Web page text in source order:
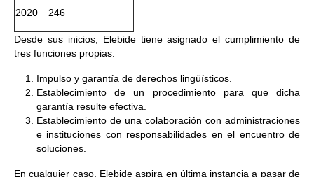
2020 246
Desde sus inicios, Elebide tiene asignado el cumplimiento de
tres funciones propias:
Impulso y garantía de derechos lingüísticos.
Establecimiento de un procedimiento para que dicha
garantía resulte efectiva.
Establecimiento de una colaboración con administraciones
e instituciones con responsabilidades en el encuentro de
soluciones.
En cualquier caso, Elebide aspira en última instancia a pasar de